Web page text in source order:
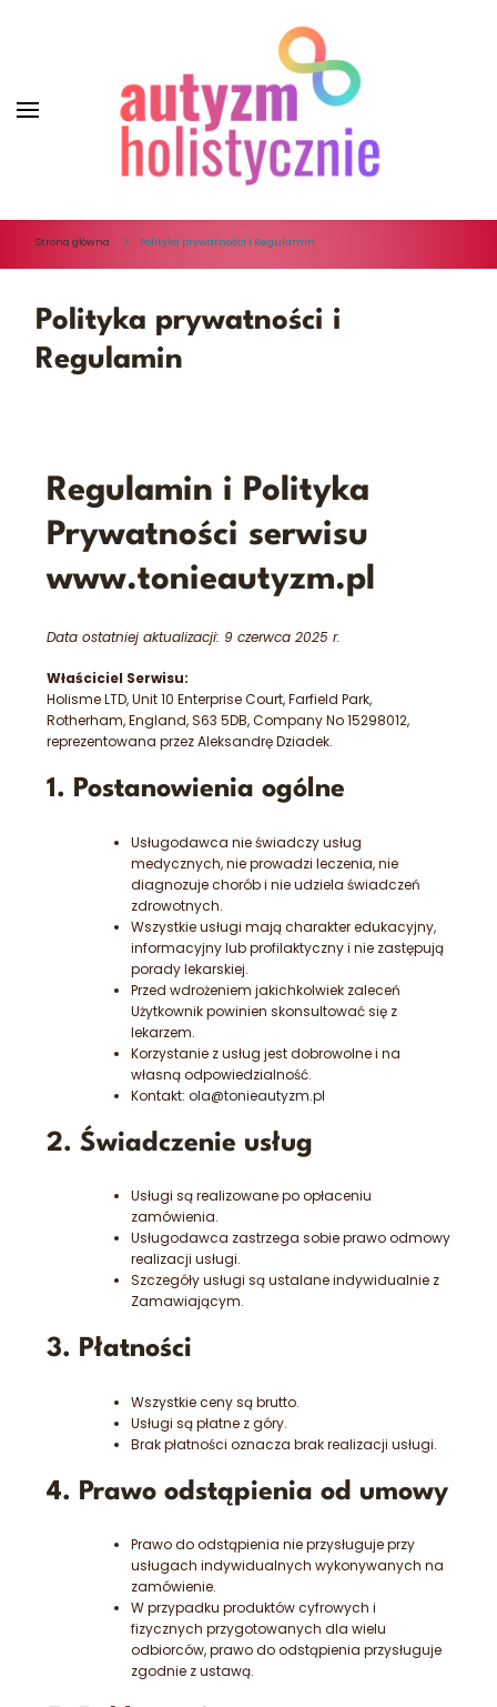
Autyzm Holistycznie
Strona główna Polityka prywatności i Regulamin
Polityka prywatności i
Regulamin
Regulamin i Polityka
Prywatności serwisu
www.tonieautyzm.pl
Data ostatniej aktualizacji: 9 czerwca 2025 r.
Właściciel Serwisu:
Holisme LTD, Unit 10 Enterprise Court, Farfield Park,
Rotherham, England, S63 5DB, Company No 15298012,
reprezentowana przez Aleksandrę Dziadek.
1. Postanowienia ogólne
Usługodawca nie świadczy usług
medycznych, nie prowadzi leczenia, nie
diagnozuje chorób i nie udziela świadczeń
zdrowotnych.
Wszystkie usługi mają charakter edukacyjny,
informacyjny lub profilaktyczny i nie zastępują
porady lekarskiej.
Przed wdrożeniem jakichkolwiek zaleceń
Użytkownik powinien skonsultować się z
lekarzem.
Korzystanie z usług jest dobrowolne i na
własną odpowiedzialność.
Kontakt: ola@tonieautyzm.pl
2. Świadczenie usług
Usługi są realizowane po opłaceniu
zamówienia.
Usługodawca zastrzega sobie prawo odmowy
realizacji usługi.
Szczegóły usługi są ustalane indywidualnie z
Zamawiającym.
3. Płatności
Wszystkie ceny są brutto.
Usługi są płatne z góry.
Brak płatności oznacza brak realizacji usługi.
4. Prawo odstąpienia od umowy
Prawo do odstąpienia nie przysługuje przy
usługach indywidualnych wykonywanych na
zamówienie.
W przypadku produktów cyfrowych i
fizycznych przygotowanych dla wielu
odbiorców, prawo do odstąpienia przysługuje
zgodnie z ustawą.